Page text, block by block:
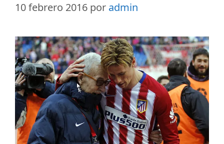
10 febrero 2016 por admin